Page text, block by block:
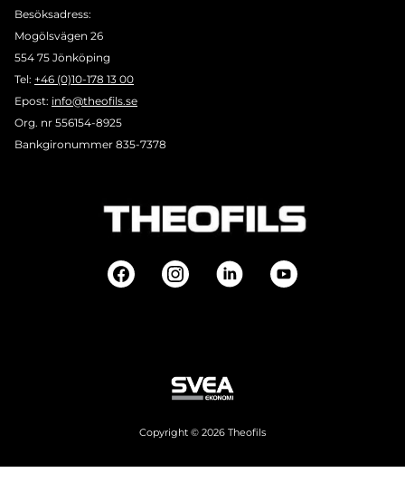
Besöksadress:
Mogölsvägen 26
554 75 Jönköping
Tel: +46 (0)10-178 13 00
Epost: info@theofils.se
Org. nr 556154-8925
Bankgironummer 835-7378
Copyright © 2026 Theofils